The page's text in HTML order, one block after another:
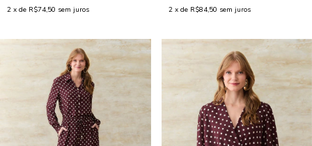
2 x de R$74,50 sem juros 2 x de R$84,50 sem juros